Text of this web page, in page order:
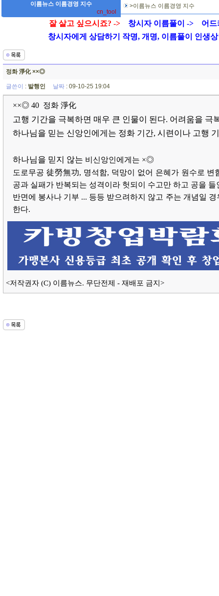
이름뉴스 이름경영 지수
cn_tool
>이름뉴스 이름경영 지수
잘 살고 싶으시죠? -> 창시자 이름풀이 ->
어드
창시자에게 상담하기 작명, 개명, 이름풀이 인생상
정화 淨化 ××◎
글쓴이 : 발행인 날짜: 09-10-25 19:04
××◎ 40 정화 淨化
고행 기간을 극복하면 매우 큰 인물이 된다. 어려움을 극
하나님을 믿는 신앙인에게는 정화 기간, 시련이나 고행
하나님을 믿지 않는 비신앙인에게는 ×◎
도로무공 徒勞無功, 명석함, 덕망이 없어 은혜가 원수로 변
공과 실패가 반복되는 성격이라 헛되이 수고만 하고 공을 들
반면에 봉사나 기부 ... 등등 받으려하지 않고 주는 개념일
한다.
<저작권자 (C) 이름뉴스. 무단전제 - 재배포 금지>